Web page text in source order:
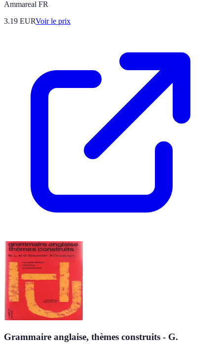
Ammareal FR
3.19 EURVoir le prix
Grammaire anglaise, thèmes construits - G.